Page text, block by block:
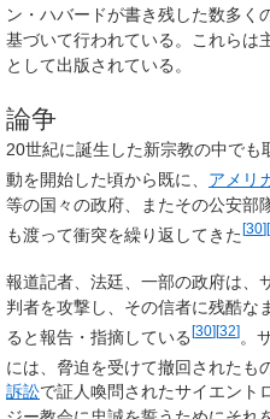
ン・ハバードが書き残した数多く
基づいて行われている。これらは
として出版されている。
論争
20世紀に誕生した新宗教の中で
動を開始した頃から既に、 アメリ
等の国々の政府、またその公安部
も渡って衝突を繰り返してきた[30][
報道記者、法廷、一部の政府は、
判者を攻撃し、その信者に残酷な
ると報告・指摘している [30][32] 。
には、脅迫を受けて撤回されたも
訴訟で証人喚問されたサイエント